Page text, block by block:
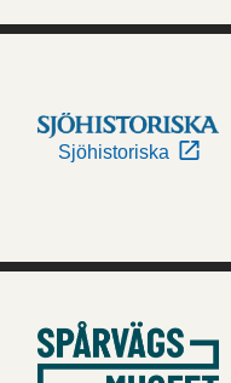
Sjöhistoriska